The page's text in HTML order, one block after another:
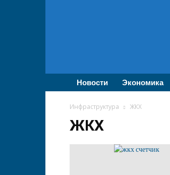
бизнеса
Новости Экономика
Инфраструктура ЖКХ
ЖКХ